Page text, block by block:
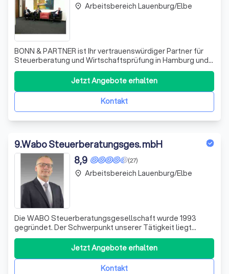
BONN & PARTNER ist Ihr vertrauenswürdiger Partner für
Steuerberatung und Wirtschaftsprüfung in Hamburg und
Berlin. Mit unserer jahrzehntelangen Erfahrung und
unternehmerischen Denkweise bieten wir Ihnen eine
umfassende und fachübergreifende Beratung, die weit
über das Steuerrecht hinausgeht. Wir unt
Kontakt
Jetzt Angebote erhalten
place Arbeitsbereich Lauenburg/Elbe
9.Wabo Steuerberatungsges. mbH
(27)
8,9
Die WABO Steuerberatungsgesellschaft wurde 1993
gegründet. Der Schwerpunkt unserer Tätigkeit liegt
damals wie heute in der steuerlichen und
betriebswirtschaftlichen Beratung gewerblicher Betriebe,
von Freiberuflern und Land- und Forstwirten. Zu unserer
Mandantschaft zählen Betriebe aller Gesellsch
Kontakt
Jetzt Angebote erhalten
place Arbeitsbereich Lauenburg/Elbe